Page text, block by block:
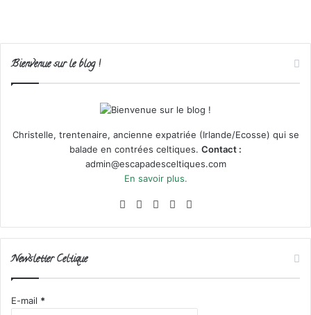
Bienvenue sur le blog !
Christelle, trentenaire, ancienne expatriée (Irlande/Ecosse) qui se
balade en contrées celtiques. Contact :
admin@escapadesceltiques.com
En savoir plus.
Facebook
X PinterestInstagram
Newsletter Celtique
E-mail *